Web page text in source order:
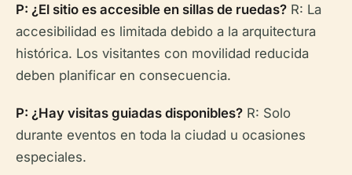
P: ¿El sitio es accesible en sillas de ruedas? R: La
accesibilidad es limitada debido a la arquitectura
histórica. Los visitantes con movilidad reducida
deben planificar en consecuencia.
P: ¿Hay visitas guiadas disponibles? R: Solo
durante eventos en toda la ciudad u ocasiones
especiales.